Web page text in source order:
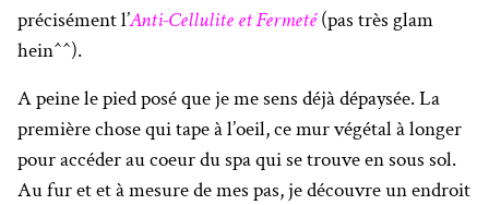
précisément l’Anti-Cellulite et Fermeté(pas très glam
hein^^).
A peine le pied posé que je me sens déjà dépaysée. La
première chose qui tape à l’oeil, ce mur végétal à longer
pour accéder au coeur du spa qui se trouve en sous sol.
Au fur et et à mesure de mes pas, je découvre un endroit